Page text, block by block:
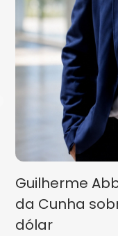
Guilherme
da Cunha
dólar